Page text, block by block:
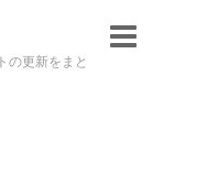
の更新をまと